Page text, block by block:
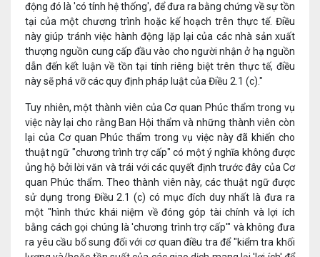
động đó là 'có tính hệ thống', để đưa ra bằng chứng về sự tồn
tại của một chương trình hoặc kế hoạch trên thực tế. Điều
này giúp tránh việc hành động lặp lại của các nhà sản xuất
thượng nguồn cung cấp đầu vào cho người nhận ở hạ nguồn
dẫn đến kết luận về tồn tại tính riêng biệt trên thực tế, điều
này sẽ phá vỡ các quy định pháp luật của Điều 2.1 (c)."
Tuy nhiên, một thành viên của Cơ quan Phúc thẩm trong vụ
việc này lại cho rằng Ban Hội thẩm và những thành viên còn
lại của Cơ quan Phúc thẩm trong vụ việc này đã khiến cho
thuật ngữ "chương trình trợ cấp" có một ý nghĩa không được
ủng hộ bởi lời văn và trái với các quyết định trước đây của Cơ
quan Phúc thẩm. Theo thành viên này, các thuật ngữ được
sử dụng trong Điều 2.1 (c) có mục đích duy nhất là đưa ra
một "hình thức khái niệm về đóng góp tài chính và lợi ích
bằng cách gọi chúng là 'chương trình trợ cấp'" và không đưa
ra yêu cầu bổ sung đối với cơ quan điều tra để "kiểm tra khối